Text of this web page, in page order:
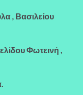
Φωτεινή ,